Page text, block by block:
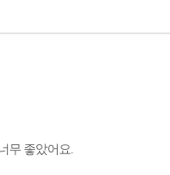
무 좋았어요.